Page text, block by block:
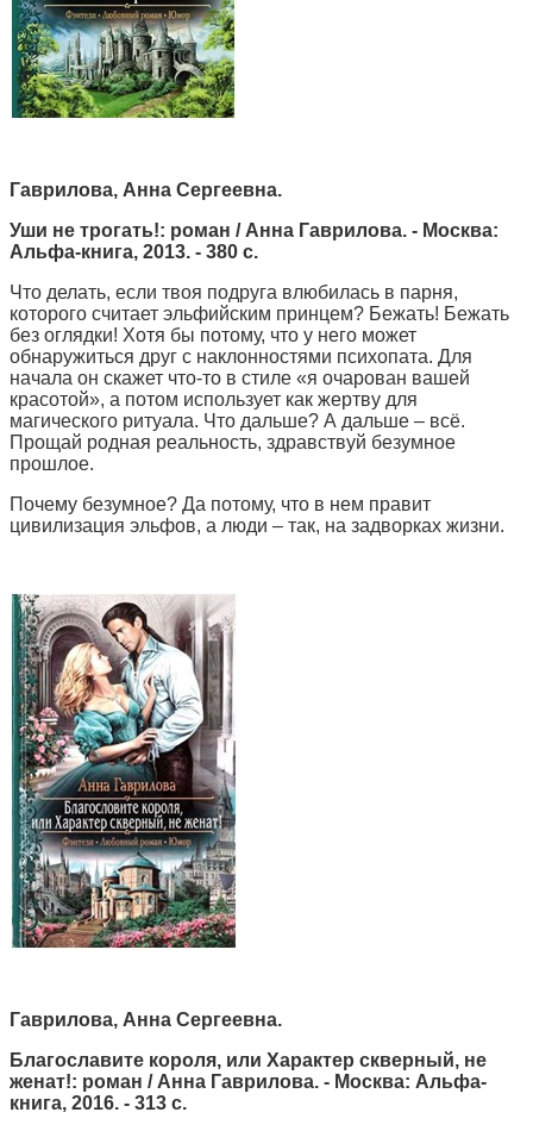
Гаврилова, Анна Сергеевна.
Уши не трогать!: роман / Анна Гаврилова. - Москва:
Альфа-книга, 2013. - 380 с.
Что делать, если твоя подруга влюбилась в парня,
которого считает эльфийским принцем? Бежать! Бежать
без оглядки! Хотя бы потому, что у него может
обнаружиться друг с наклонностями психопата. Для
начала он скажет что-то в стиле «я очарован вашей
красотой», а потом использует как жертву для
магического ритуала. Что дальше? А дальше – всё.
Прощай родная реальность, здравствуй безумное
прошлое.
Почему безумное? Да потому, что в нем правит
цивилизация эльфов, а люди – так, на задворках жизни.
Гаврилова, Анна Сергеевна.
Благославите короля, или Характер скверный, не
женат!: роман / Анна Гаврилова. - Москва: Альфа-
книга, 2016. - 313 с.